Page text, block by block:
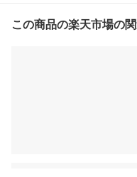
この商品の楽天市場の